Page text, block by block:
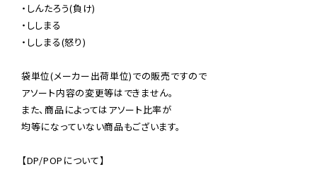
・しんたろう(負け)
・ししまる
・ししまる(怒り)
袋単位(メーカー出荷単位)での販売ですので
アソート内容の変更等はできません。
また、商品によってはアソート比率が
均等になっていない商品もございます。
【DP/POPについて】